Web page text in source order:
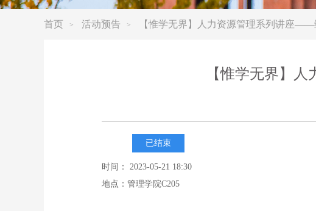
首页 > 活动预告 > 【惟学无界】人力资源管理系列讲座
【惟学无界】
已结束
时间： 2023-05-21 18:30
地点：管理学院C205